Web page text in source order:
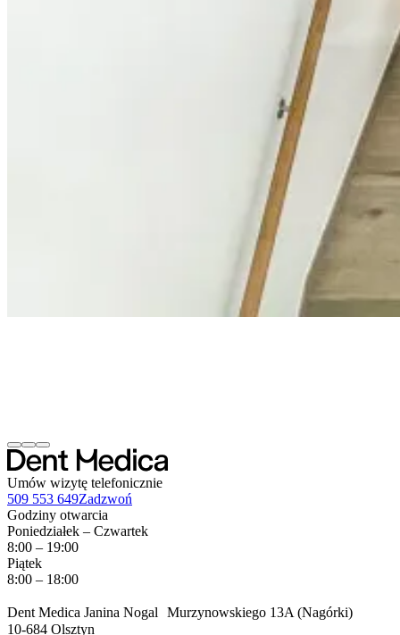
Umów wizytę telefonicznie
509 553 649Zadzwoń
Godziny otwarcia
Poniedziałek – Czwartek
8:00 – 19:00
Piątek
8:00 – 18:00
Dent Medica Janina Nogal Murzynowskiego 13A (Nagórki)
10-684 Olsztyn